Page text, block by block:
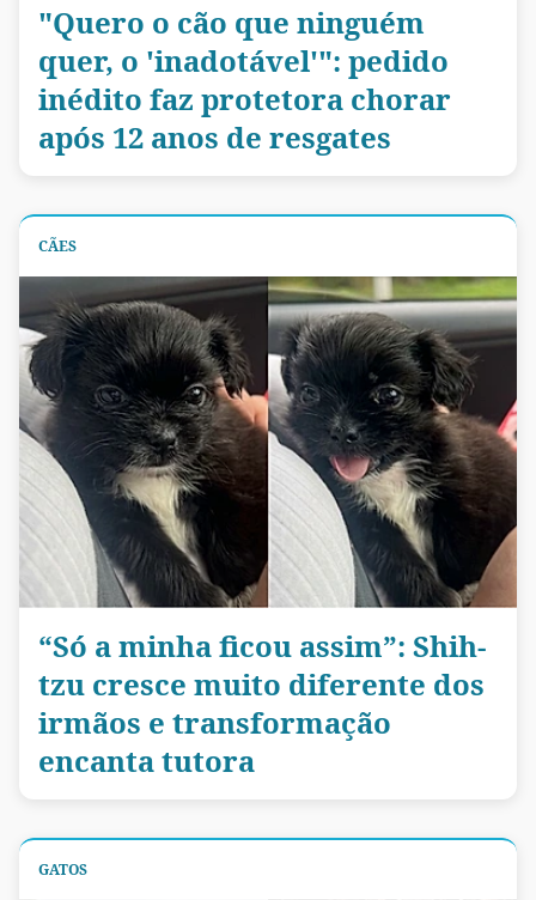
"Quero o cão que ninguém
quer, o 'inadotável'": pedido
inédito faz protetora chorar
após 12 anos de resgates
CÃES
“Só a minha ficou assim”: Shih-
tzu cresce muito diferente dos
irmãos e transformação
encanta tutora
GATOS